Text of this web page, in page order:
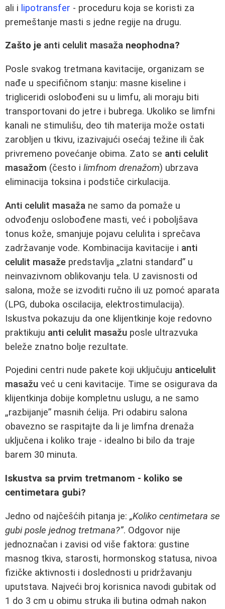
ali i lipotransfer - proceduru koja se koristi za
premeštanje masti s jedne regije na drugu.
Zašto je anti celulit masaža neophodna?
Posle svakog tretmana kavitacije, organizam se
nađe u specifičnom stanju: masne kiseline i
trigliceridi oslobođeni su u limfu, ali moraju biti
transportovani do jetre i bubrega. Ukoliko se limfni
kanali ne stimulišu, deo tih materija može ostati
zarobljen u tkivu, izazivajući osećaj težine ili čak
privremeno povećanje obima. Zato se anti celulit
masažom (često i limfnom drenažom) ubrzava
eliminacija toksina i podstiče cirkulacija.
Anti celulit masaža ne samo da pomaže u
odvođenju oslobođene masti, već i poboljšava
tonus kože, smanjuje pojavu celulita i sprečava
zadržavanje vode. Kombinacija kavitacije i anti
celulit masaže predstavlja „zlatni standard” u
neinvazivnom oblikovanju tela. U zavisnosti od
salona, može se izvoditi ručno ili uz pomoć aparata
(LPG, duboka oscilacija, elektrostimulacija).
Iskustva pokazuju da one klijentkinje koje redovno
praktikuju anti celulit masažu posle ultrazvuka
beleže znatno bolje rezultate.
Pojedini centri nude pakete koji uključuju anticelulit
masažu već u ceni kavitacije. Time se osigurava da
klijentkinja dobije kompletnu uslugu, a ne samo
„razbijanje” masnih ćelija. Pri odabiru salona
obavezno se raspitajte da li je limfna drenaža
uključena i koliko traje - idealno bi bilo da traje
barem 30 minuta.
Iskustva sa prvim tretmanom - koliko se
centimetara gubi?
Jedno od najčešćih pitanja je: „Koliko centimetara se
gubi posle jednog tretmana?”. Odgovor nije
jednoznačan i zavisi od više faktora: gustine
masnog tkiva, starosti, hormonskog statusa, nivoa
fizičke aktivnosti i doslednosti u pridržavanju
uputstava. Najveći broj korisnica navodi gubitak od
1 do 3 cm u obimu struka ili butina odmah nakon